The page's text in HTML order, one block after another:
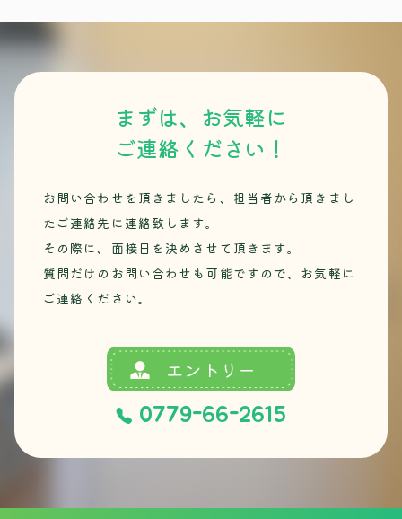
まずは、お気軽に
ご連絡ください！
お問い合わせを頂きましたら、担当者から頂きまし
たご連絡先に連絡致します。
その際に、面接日を決めさせて頂きます。
質問だけのお問い合わせも可能ですので、お気軽に
ご連絡ください。
エントリー
0779-66-2615